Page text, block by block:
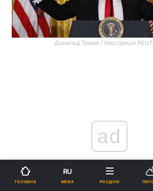
Дональд Трамп / Ілюстрація
ad
ГОЛОВНА
RU
МОВА РОЗДІЛИ